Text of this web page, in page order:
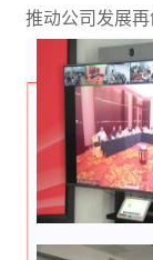
推动公司发展再